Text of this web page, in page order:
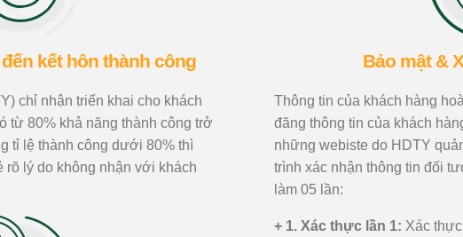
kết hôn thành công
chỉ nhận triển khai cho khách
từ 80% khả năng thành công trở
tỉ lệ thành công dưới 80% thì
rõ lý do không nhận với khách
Bảo mật &
Thông tin của khách hàng
đăng thông tin của khách
những webiste do HDTY
trình xác nhận thông tin đối
làm 05 lần:
+ 1. Xác thực lần 1: Xác